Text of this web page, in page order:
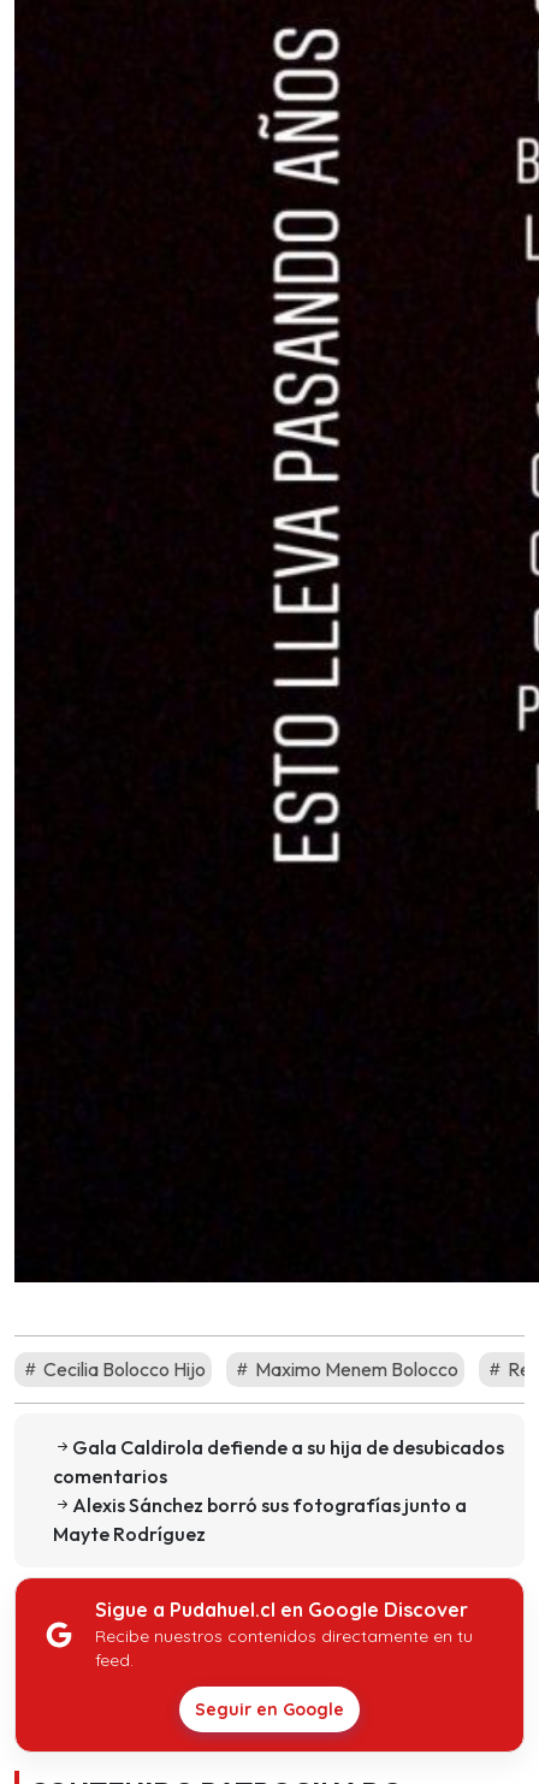
Cecilia Bolocco Hijo Maximo Menem Bolocco
Gala Caldirola defiende a su hija de desubicados
comentarios
Alexis Sánchez borró sus fotografías junto a
Mayte Rodríguez
Sigue a Pudahuel.cl en Google Discover
Recibe nuestros contenidos directamente en tu
feed.
Seguir en Google